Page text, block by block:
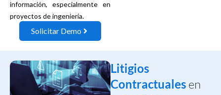
información, especialmente en
proyectos de ingeniería.
Solicitar Demo
Litigios
Contractuales en